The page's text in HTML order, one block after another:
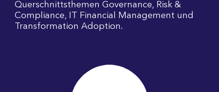
Querschnittsthemen Governance, Risk &
Compliance, IT Financial Management und
Transformation Adoption.